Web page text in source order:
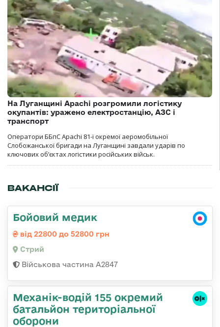
На Луганщині Apachi розгромили логістику
окупантів: уражено електростанцію, АЗС і
транспорт
Оператори ББпС Apachi 81-ї окремої аеромобільної
Слобожанської бригади на Луганщині завдали ударів по
ключових об’єктах логістики російських військ.
ВАКАНСІЇ
Бойовий медик
від 22800 до 52800 грн
Стрий
Військова частина А2847
Механік-водій 155 окремий
батальйон територіальної
оборони